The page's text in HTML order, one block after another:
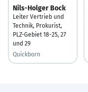
Nils-Holger Bock
Leiter Vertrieb und
Technik, Prokurist,
PLZ-Gebiet 18-25, 27
und 29
Quickborn